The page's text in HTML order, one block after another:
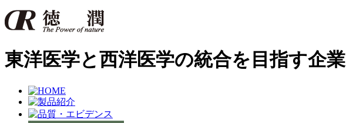
東洋医学と西洋医学の統合を目指す企業